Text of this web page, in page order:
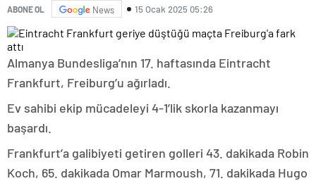
ABONE OL News 15 Ocak 2025 05:26
Almanya Bundesliga’nın 17. haftasında Eintracht
Frankfurt, Freiburg’u ağırladı.
Ev sahibi ekip mücadeleyi 4-1’lik skorla kazanmayı
başardı.
Frankfurt’a galibiyeti getiren golleri 43. dakikada Robin
Koch, 65. dakikada Omar Marmoush, 71. dakikada Hugo